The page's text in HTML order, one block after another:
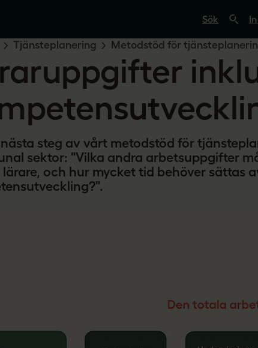
ö
p
å
v
g
e
l
ä
r
a
Tjänsteplanering Metodstöd för
steg av vårt metodstöd för
sektor: "Vilka andra arbetsuppgifter
lärare, och hur mycket tid behöver sättas